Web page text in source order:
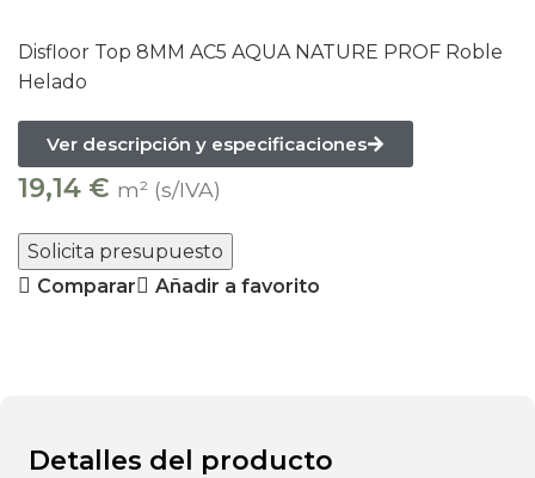
Disfloor Top 8MM AC5 AQUA NATURE PROF Roble
Helado
Ver descripción y especificaciones
19,14 € m² (s/IVA)
Solicita presupuesto
Comparar
Añadir a favorito
Detalles del producto